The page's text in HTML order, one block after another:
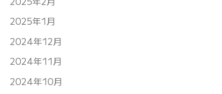
2025年1月
2024年12月
2024年11月
2024年10月